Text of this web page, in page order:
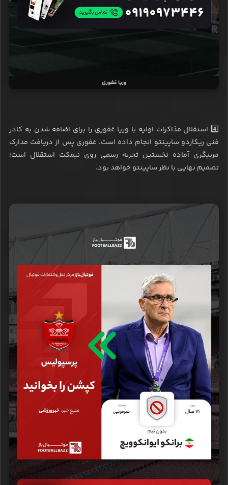
وریا غفوری
4️⃣ استقلال مذاکرات اولیه با وریا غفوری را برای اضافه شدن به کادر
فنی ریکاردو ساپینتو انجام داده است. غفوری پس از دریافت مدارک
مربیگری آماده نخستین تجربه رسمی روی نیمکت استقلال است؛
تصمیم نهایی با نظر ساپینتو خواهد بود.